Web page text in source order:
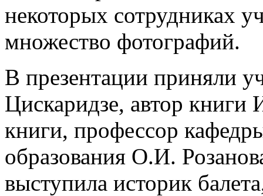
некоторых сотрудниках
множество фотографий.
В презентации приняли
Цискаридзе, автор
книги, профессор
образования О.И.
выступила историк